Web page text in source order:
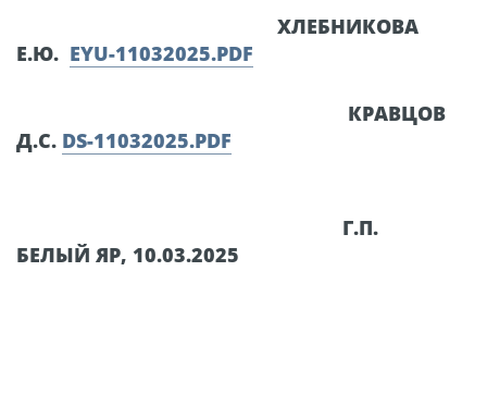
ХЛЕБНИКОВА
Е.Ю. EYU-11032025.PDF
КРАВЦОВ
Д.С. DS-11032025.PDF
Г.П.
БЕЛЫЙ ЯР, 10.03.2025